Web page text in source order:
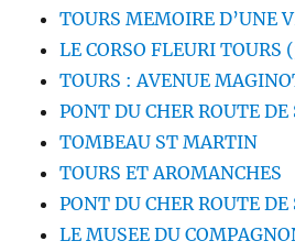
TOURS MEMOIRE D’UNE
LE CORSO FLEURI TOURS
TOURS : AVENUE
PONT DU CHER ROUTE
TOMBEAU ST MARTIN
TOURS ET AROMANCHES
PONT DU CHER ROUTE
LE MUSEE DU